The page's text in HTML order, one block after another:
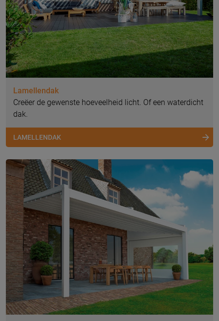
Lamellendak
Creëer de gewenste hoeveelheid licht. Of een waterdicht
dak.
LAMELLENDAK